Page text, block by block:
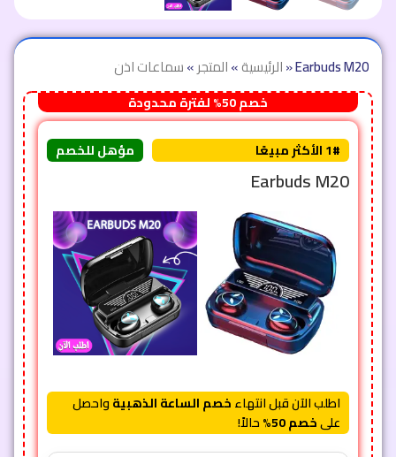
الرئيسية»المتجر»سماعات اذن »Earbuds M20
خصم 50% لفترة محدودة
1# الأكثر مبيعًا مؤهل للخصم
Earbuds M20
اطلب الآن قبل انتهاءخصم الساعة الذهبيةواحصل
علىخصم 50% حالاً!